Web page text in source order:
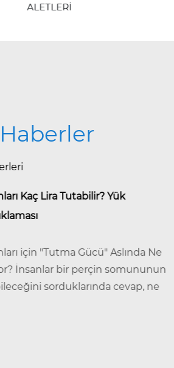
ALETLERİ
Haberler
Kaç Lira Tutabilir? Yük
için "Tutma Gücü" Aslında Ne
İnsanlar bir perçin somununun
sorduklarında cevap, ne